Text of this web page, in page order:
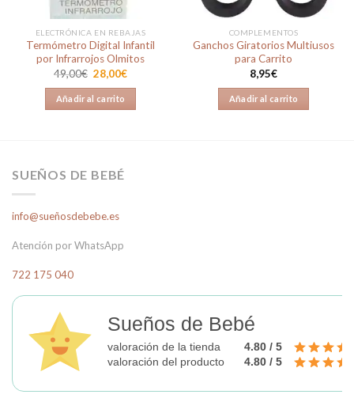
ELECTRÓNICA EN REBAJAS
Termómetro Digital Infantil
por Infrarrojos Olmitos
49,00€ El
precio
original
era:
49,00€.
28,00€El
28,00€.
Añadir al carrito
COMPLEMENTOS
Ganchos Giratorios Multiusos
para Carrito
8,95€
Añadir al carrito
SUEÑOS DE BEBÉ
info@sueñosdebebe.es
Atención por WhatsApp
722 175 040
Sueños de Bebé
valoración de la tienda
4.80 / 5
valoración del producto
4.80 / 5